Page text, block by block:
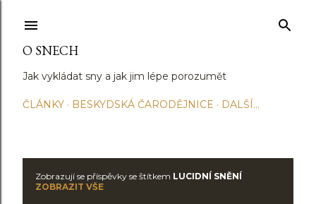
O SNECH
Jak vykládat sny a jak jim lépe porozumět
ČLÁNKY BESKYDSKÁ ČARODĚJNICE DALŠÍ…
Zobrazují se příspěvky se štítkem LUCIDNÍ SNĚNÍ
ZOBRAZIT VŠE